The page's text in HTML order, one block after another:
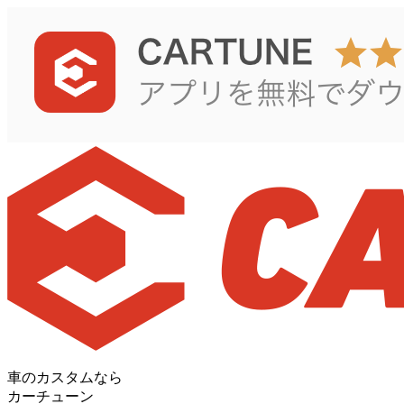
車のカスタムなら
カーチューン